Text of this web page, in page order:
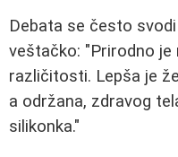
Debata se često
veštačko: "Prirodno je
različitosti. Lepša je
a održana, zdravog
silikonka."